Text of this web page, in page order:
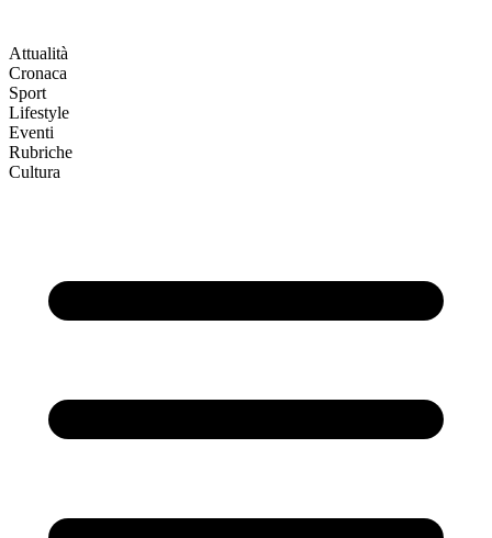
Attualità
Cronaca
Sport
Lifestyle
Eventi
Rubriche
Cultura